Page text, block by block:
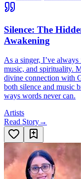
Silence: The
Awakening
As a singer, I’ve
music, and spirituality.
divine connection with
both silence and music
ways words never can.
Artists
Read Story→